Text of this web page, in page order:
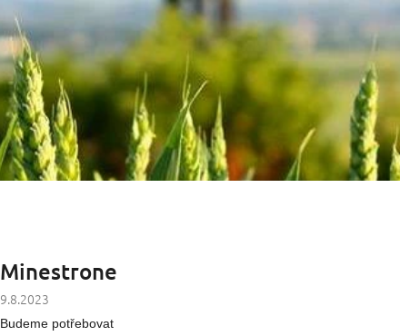
Minestrone
9.8.2023
Budeme potřebovat